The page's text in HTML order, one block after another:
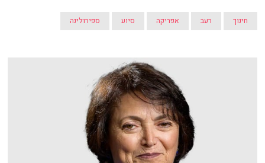
חינוך רעב אפריקה סיוע ספירולינה